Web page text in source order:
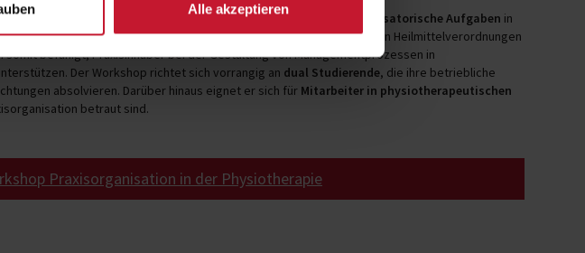
Alle akzeptieren
der Physiotherapie“ qualifiziert die Teilnehmenden, zentrale organisatorische Aufgaben in
zum Beispiel Terminplanung, Rezeptverwaltung und Abrechnung von Heilmittelverordnungen
befähigt, Praxisinhaber bei der Gestaltung von Managementprozessen in
Der Workshop richtet sich vorrangig an dual Studierende, die ihre betriebliche
absolvieren. Darüber hinaus eignet er sich für Mitarbeiter in physiotherapeutischen
betraut sind.
Praxisorganisation in der Physiotherapie